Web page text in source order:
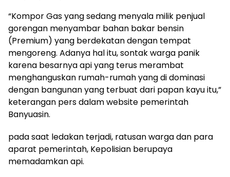
“Kompor Gas yang sedang menyala milik penjual
gorengan menyambar bahan bakar bensin
(Premium) yang berdekatan dengan tempat
mengoreng. Adanya hal itu, sontak warga panik
karena besarnya api yang terus merambat
menghanguskan rumah-rumah yang di dominasi
dengan bangunan yang terbuat dari papan kayu itu,”
keterangan pers dalam website pemerintah
Banyuasin.
pada saat ledakan terjadi, ratusan warga dan para
aparat pemerintah, Kepolisian berupaya
memadamkan api.